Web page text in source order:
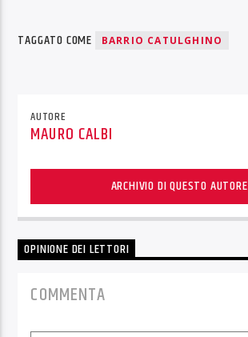
TAGGATO COME BARRIO CATULGHINO
AUTORE
MAURO CALBI
ARCHIVIO DI QUESTO AUTORE
OPINIONE DEI LETTORI
COMMENTA